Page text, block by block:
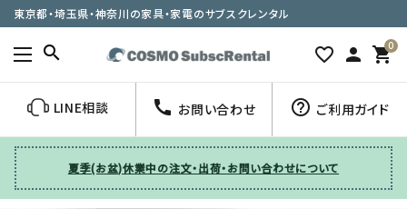
東京都・埼玉県・神奈川の家具・家電のサブスクレンタル
search favorite_border person 0
shopping_cart
LINE相談 call お問い合わせ help_outline ご利用ガイド
夏季(お盆)休業中の注文・出荷・お問い合わせについて